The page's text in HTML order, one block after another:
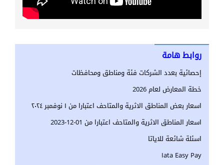
روابط هامة
إحصائية بعدد الشركات فئة ومناطق ومحافظات
خطة المعارض لعام 2026
اسعار بعض المناطق الاثرية والمتاحف اعتبارا من ١ نوفمبر ٢٠٢٤
اسعار المناطق الاثرية والمتاحف اعتبارا من 01-12-2023
اسئلة شائعة للاياتا
Iata Easy Pay